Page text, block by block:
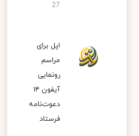
27
اپل برای
مراسم
رونمایی
آیفون ۱۴
دعوت‌نامه
فرستاد